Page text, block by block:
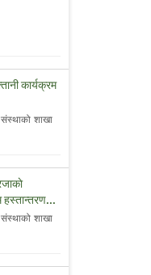
कार्यक्रम
संस्थाको शाखा
हस्तान्तरण...
संस्थाको शाखा